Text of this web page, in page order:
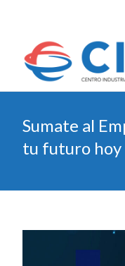
Sumate al
tu futuro hoy